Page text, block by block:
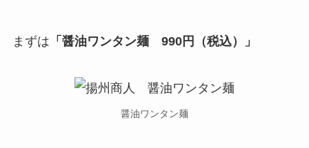
まずは 「醤油ワンタン麺 990円（税込）」
醤油ワンタン麺